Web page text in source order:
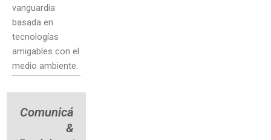
vanguardia
basada en
tecnologías
amigables con el
medio ambiente.
Comunicá
&